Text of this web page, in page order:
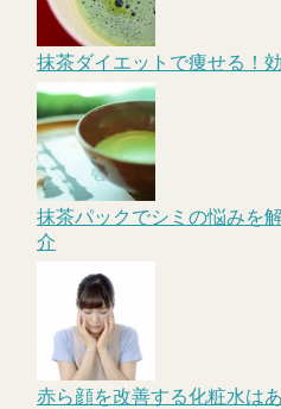
抹茶ダイエットで痩せる！
抹茶パックでシミの悩みを
介
赤ら顔を改善する化粧水は